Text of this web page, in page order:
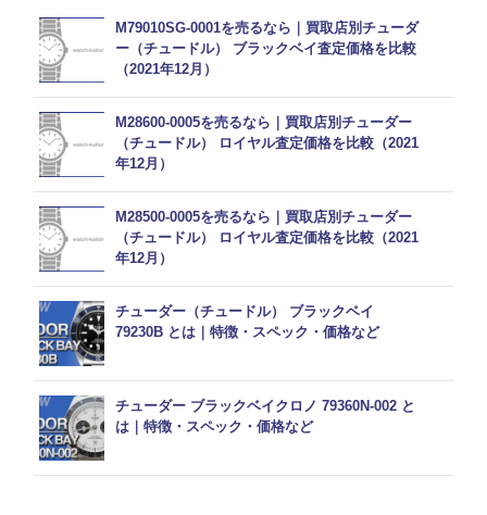
M79010SG-0001を売るなら｜買取店別チューダ
ー（チュードル） ブラックベイ査定価格を比較
（2021年12月）
M28600-0005を売るなら｜買取店別チューダー
（チュードル） ロイヤル査定価格を比較（2021
年12月）
M28500-0005を売るなら｜買取店別チューダー
（チュードル） ロイヤル査定価格を比較（2021
年12月）
チューダー（チュードル） ブラックベイ
79230B とは｜特徴・スペック・価格など
チューダー ブラックベイクロノ 79360N-002 と
は｜特徴・スペック・価格など